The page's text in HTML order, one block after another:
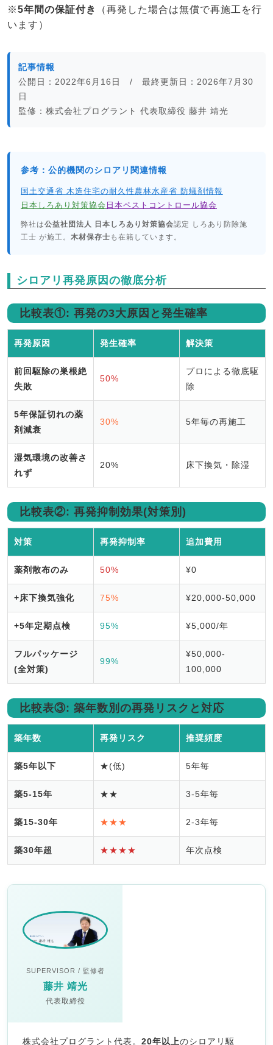
※5年間の保証付き
（再発した場合は無償で再施工を行
います）
記事情報
公開日：2022年6月16日 / 最終更新日：2026年7月30
日
監修：株式会社プログラント 代表取締役 藤井 靖光
参考：公的機関のシロアリ関連情報
国土交通省 木造住宅の耐久性 農林水産省 防蟻剤情報
日本しろあり対策協会 日本ペストコントロール協会
弊社は公益社団法人 日本しろあり対策協会認定 しろあり防除施
工士 が施工。 木材保存士 も在籍しています。
シロアリ再発原因の徹底分析
比較表①: 再発の3大原因と発生確率
再発原因 発生確率 解決策
前回駆除の巣根絶
失敗
50%
プロによる徹底駆
除
5年保証切れの薬
剤減衰
30% 5年毎の再施工
湿気環境の改善さ
れず
20% 床下換気・除湿
比較表②: 再発抑制効果(対策別)
対策 再発抑制率 追加費用
薬剤散布のみ 50% ¥0
+床下換気強化 75% ¥20,000-50,000
+5年定期点検 95% ¥5,000/年
フルパッケージ
(全対策)
99%
¥50,000-
100,000
比較表③: 築年数別の再発リスクと対応
築年数 再発リスク 推奨頻度
築5年以下 ★(低) 5年毎
築5-15年 ★★ 3-5年毎
築15-30年 ★★★ 2-3年毎
築30年超 ★★★★ 年次点検
SUPERVISOR / 監修者
藤井 靖光
代表取締役
株式会社プログラント代表。 20年以上のシロアリ駆